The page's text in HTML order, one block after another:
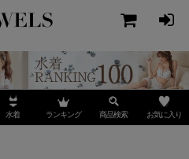
水着 ランキング 商品検索 お気に入り